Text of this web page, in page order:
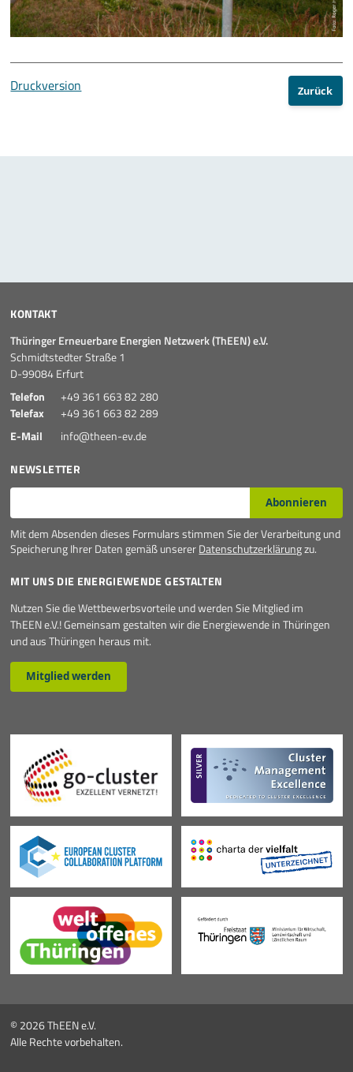
Druckversion Zurück
KONTAKT
Thüringer Erneuerbare Energien Netzwerk (ThEEN) e.V.
Schmidtstedter Straße 1
D-99084 Erfurt
Telefon
+49 361 663 82 280
Telefax
+49 361 663 82 289
E-Mail
info@theen-ev.de
NEWSLETTER
E-Mail* Abonnieren
Mit dem Absenden dieses Formulars stimmen Sie der Verarbeitung und
Speicherung Ihrer Daten gemäß unsererDatenschutzerklärungzu.
MIT UNS DIE ENERGIEWENDE GESTALTEN
Nutzen Sie die Wettbewerbsvorteile und werden Sie Mitglied im
ThEEN e.V.! Gemeinsam gestalten wir die Energiewende in Thüringen
und aus Thüringen heraus mit.
Mitglied werden
© 2026 ThEEN e.V.
Alle Rechte vorbehalten.